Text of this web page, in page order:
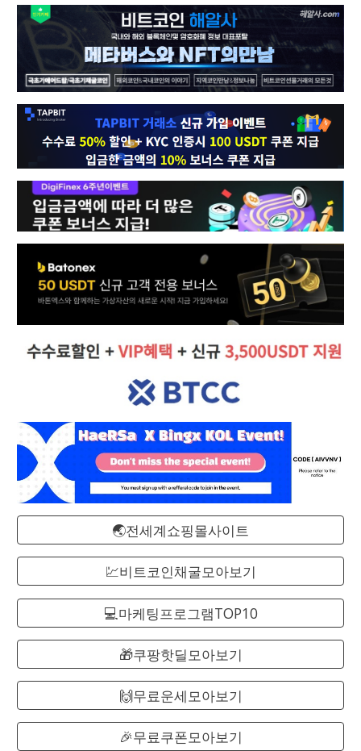
🌏전세계쇼핑몰사이트
💹비트코인채굴모아보기
💻마케팅프로그램TOP10
🎁쿠팡핫딜모아보기
🙌무료운세모아보기
🎉무료쿠폰모아보기